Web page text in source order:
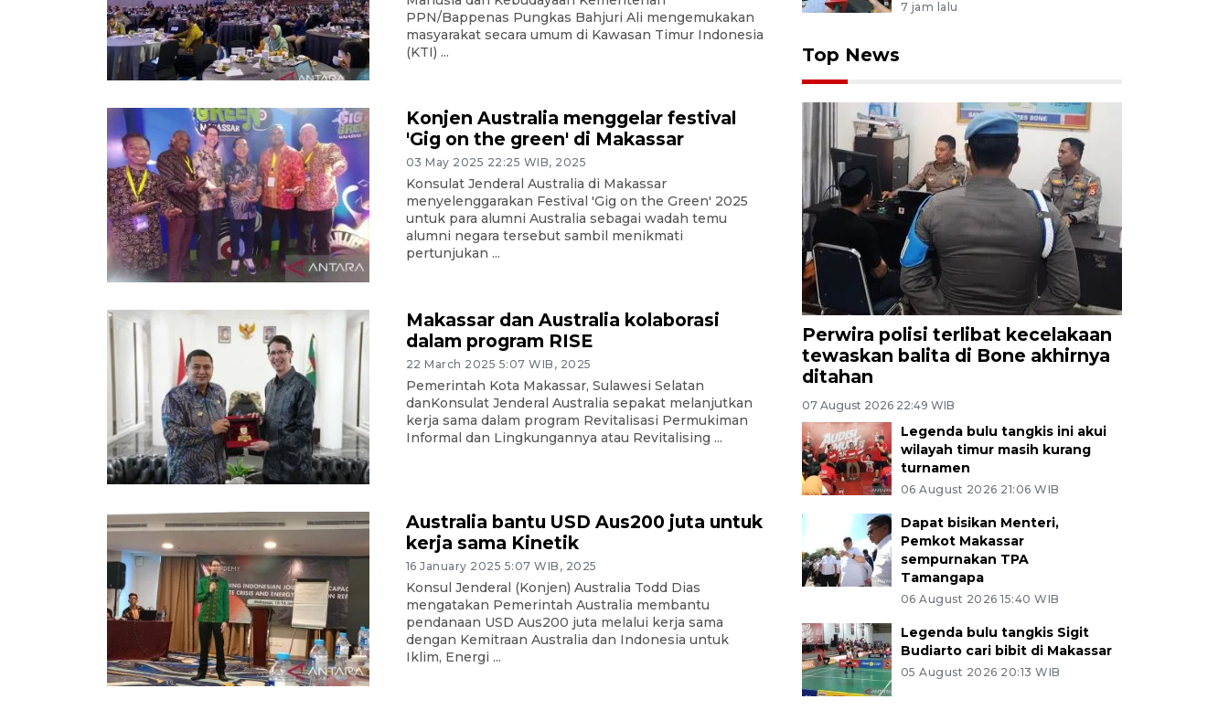
PPN/Bappenas Pungkas Bahjuri Ali mengemukakan
masyarakat secara umum di Kawasan Timur Indonesia
(KTI) ...
Konjen Australia menggelar festival
'Gig on the green' di Makassar
03 May 2025 22:25 WIB, 2025
Konsulat Jenderal Australia di Makassar
menyelenggarakan Festival 'Gig on the Green' 2025
untuk para alumni Australia sebagai wadah temu
alumni negara tersebut sambil menikmati
pertunjukan ...
Makassar dan Australia kolaborasi
dalam program RISE
22 March 2025 5:07 WIB, 2025
Pemerintah Kota Makassar, Sulawesi Selatan
danKonsulat Jenderal Australia sepakat melanjutkan
kerja sama dalam program Revitalisasi Permukiman
Informal dan Lingkungannya atau Revitalising ...
Australia bantu USD Aus200 juta untuk
kerja sama Kinetik
16 January 2025 5:07 WIB, 2025
Konsul Jenderal (Konjen) Australia Todd Dias
mengatakan Pemerintah Australia membantu
pendanaan USD Aus200 juta melalui kerja sama
dengan Kemitraan Australia dan Indonesia untuk
Iklim, Energi ...
7 jam lalu
Top News
Perwira polisi terlibat kecelakaan
tewaskan balita di Bone akhirnya
ditahan
07 August 2026 22:49 WIB
Legenda bulu tangkis ini akui
wilayah timur masih kurang
turnamen
06 August 2026 21:06 WIB
Dapat bisikan Menteri,
Pemkot Makassar
sempurnakan TPA
Tamangapa
06 August 2026 15:40 WIB
Legenda bulu tangkis Sigit
Budiarto cari bibit di Makassar
05 August 2026 20:13 WIB